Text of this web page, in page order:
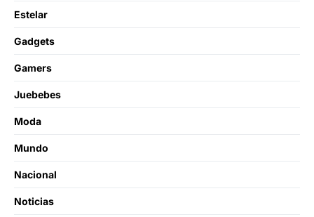
Estelar
Gadgets
Gamers
Juebebes
Moda
Mundo
Nacional
Noticias